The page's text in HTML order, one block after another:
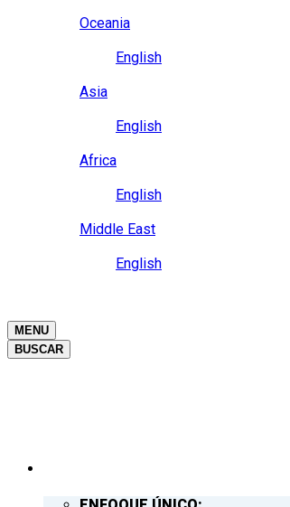
Oceania
English
Asia
English
Africa
English
Middle East
English
MENU
BUSCAR